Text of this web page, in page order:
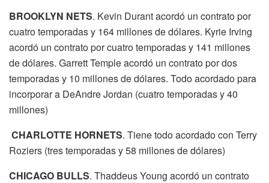
BROOKLYN NETS. Kevin Durant acordó un contrato por
cuatro temporadas y 164 millones de dólares. Kyrie Irving
acordó un contrato por cuatro temporadas y 141 millones
de dólares. Garrett Temple acordó un contrato por dos
temporadas y 10 millones de dólares. Todo acordado para
incorporar a DeAndre Jordan (cuatro temporadas y 40
millones)
CHARLOTTE HORNETS. Tiene todo acordado con Terry
Roziers (tres temporadas y 58 millones de dólares)
CHICAGO BULLS. Thaddeus Young acordó un contrato